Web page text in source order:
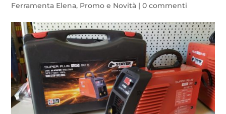
Ferramenta Elena, Promo e Novità |0 commenti